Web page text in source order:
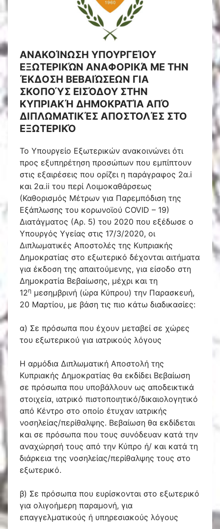
ΑΝΑΚΟΊΝΩΣΗ ΥΠΟΥΡΓΕΊΟΥ
ΕΞΩΤΕΡΙΚΏΝ ΑΝΑΦΟΡΙΚΆ ΜΕ ΤΗΝ
ΈΚΔΟΣΗ ΒΕΒΑΙΏΣΕΩΝ ΓΙΑ
ΣΚΟΠΟΎΣ ΕΙΣΌΔΟΥ ΣΤΗΝ
ΚΥΠΡΙΑΚΉ ΔΗΜΟΚΡΑΤΊΑ ΑΠΌ
ΔΙΠΛΩΜΑΤΙΚΈΣ ΑΠΟΣΤΟΛΈΣ ΣΤΟ
ΕΞΩΤΕΡΙΚΌ
Το Υπουργείο Εξωτερικών ανακοινώνει ότι
προς εξυπηρέτηση προσώπων που εμπίπτουν
στις εξαιρέσεις που ορίζει η παράγραφος 2α.i
και 2α.ii του περί Λοιμοκαθάρσεως
(Καθορισμός Μέτρων για Παρεμπόδιση της
Εξάπλωσης του κορωνοϊού COVID – 19)
Διατάγματος (Αρ. 5) του 2020 που εξέδωσε ο
Υπουργός Υγείας στις 17/3/2020, οι
Διπλωματικές Αποστολές της Κυπριακής
Δημοκρατίας στο εξωτερικό δέχονται αιτήματα
για έκδοση της απαιτούμενης, για είσοδο στη
Δημοκρατία Βεβαίωσης, μέχρι και τη
12η μεσημβρινή (ώρα Κύπρου) την Παρασκευή,
20 Μαρτίου, με βάση τις πιο κάτω διαδικασίες:
α) Σε πρόσωπα που έχουν μεταβεί σε χώρες
του εξωτερικού για ιατρικούς λόγους
Η αρμόδια Διπλωματική Αποστολή της
Κυπριακής Δημοκρατίας θα εκδίδει Βεβαίωση
σε πρόσωπα που υποβάλλουν ως αποδεικτικά
στοιχεία, ιατρικό πιστοποιητικό/δικαιολογητικό
από Κέντρο στο οποίο έτυχαν ιατρικής
νοσηλείας/περίθαλψης. Βεβαίωση θα εκδίδεται
και σε πρόσωπα που τους συνόδευαν κατά την
αναχώρησή τους από την Κύπρο ή/ και κατά τη
διάρκεια της νοσηλείας/περίθαλψης τους στο
εξωτερικό.
β) Σε πρόσωπα που ευρίσκονται στο εξωτερικό
για ολιγοήμερη παραμονή, για
επαγγελματικούς ή υπηρεσιακούς λόγους